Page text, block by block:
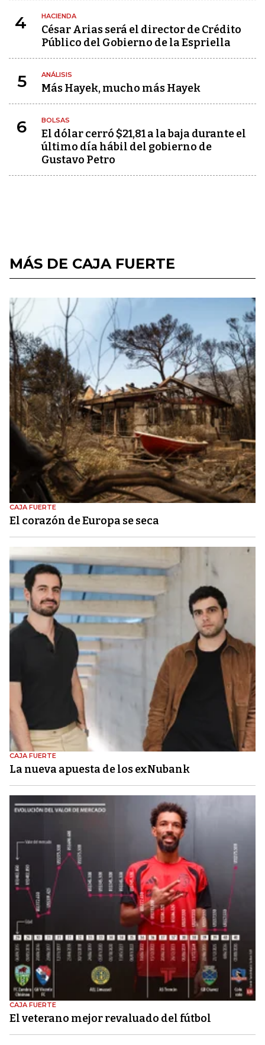
4 HACIENDA
César Arias será el director de Crédito
Público del Gobierno de la Espriella
5 ANÁLISIS
Más Hayek, mucho más Hayek
6 BOLSAS
El dólar cerró $21,81 a la baja durante el
último día hábil del gobierno de
Gustavo Petro
MÁS DE CAJA FUERTE
CAJA FUERTE
El corazón de Europa se seca
CAJA FUERTE
La nueva apuesta de los exNubank
CAJA FUERTE
El veterano mejor revaluado del fútbol